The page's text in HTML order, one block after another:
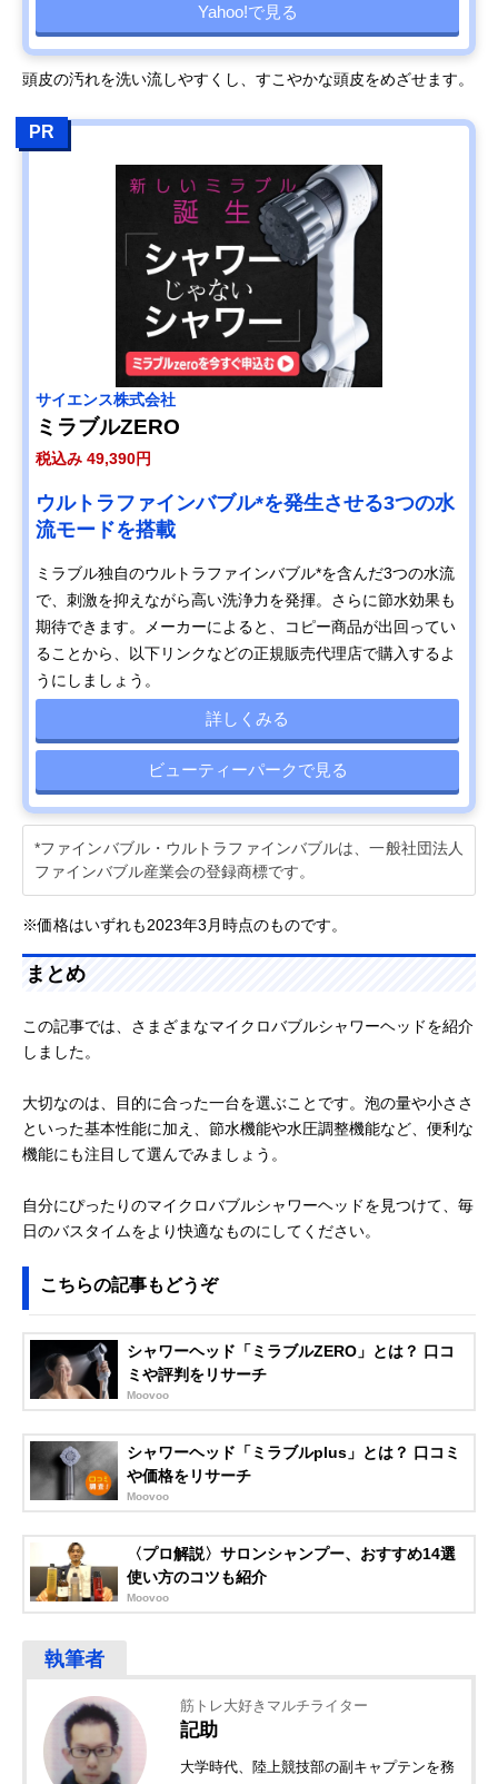
Yahoo!で見る
頭皮の汚れを洗い流しやすくし、すこやかな頭皮をめざせます。
PR
サイエンス株式会社
ミラブルZERO
税込み 49,390円
ウルトラファインバブル*を発生させる3つの水
流モードを搭載
ミラブル独自のウルトラファインバブル*を含んだ3つの水流
で、刺激を抑えながら高い洗浄力を発揮。さらに節水効果も
期待できます。メーカーによると、コピー商品が出回ってい
ることから、以下リンクなどの正規販売代理店で購入するよ
うにしましょう。
詳しくみる
ビューティーパークで見る
*ファインバブル・ウルトラファインバブルは、一般社団法人
ファインバブル産業会の登録商標です。
※価格はいずれも2023年3月時点のものです。
まとめ
この記事では、さまざまなマイクロバブルシャワーヘッドを紹介
しました。
大切なのは、目的に合った一台を選ぶことです。泡の量や小ささ
といった基本性能に加え、節水機能や水圧調整機能など、便利な
機能にも注目して選んでみましょう。
自分にぴったりのマイクロバブルシャワーヘッドを見つけて、毎
日のバスタイムをより快適なものにしてください。
こちらの記事もどうぞ
シャワーヘッド「ミラブルZERO」とは？ 口コ
ミや評判をリサーチ
Moovoo
シャワーヘッド「ミラブルplus」とは？ 口コミ
や価格をリサーチ
Moovoo
〈プロ解説〉サロンシャンプー、おすすめ14選
使い方のコツも紹介
Moovoo
筋トレ大好きマルチライター
記助
大学時代、陸上競技部の副キャプテンを務